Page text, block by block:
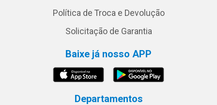
Política de Troca e Devolução
Solicitação de Garantia
Baixe já nosso APP
Departamentos